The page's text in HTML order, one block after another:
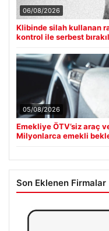
06/08/2026
Klibinde silah kullanan
kontrol ile serbest
05/08/2026
Emekliye ÖTV’siz araç
Milyonlarca emekli
Son Eklenen Firmalar